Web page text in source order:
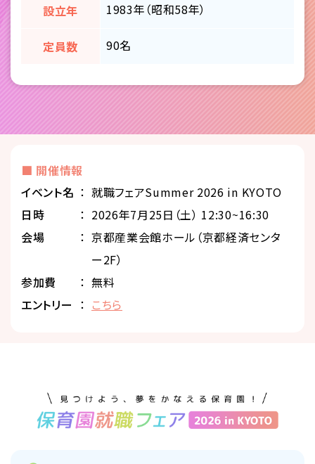
設立年 1983年（昭和58年）
定員数 90名
■ 開催情報
イベント名
就職フェアSummer 2026 in KYOTO
⽇時
2026年7月25日（土） 12:30~16:30
会場
京都産業会館ホール（京都経済センタ
ー2F）
参加費
無料
エントリー
こちら